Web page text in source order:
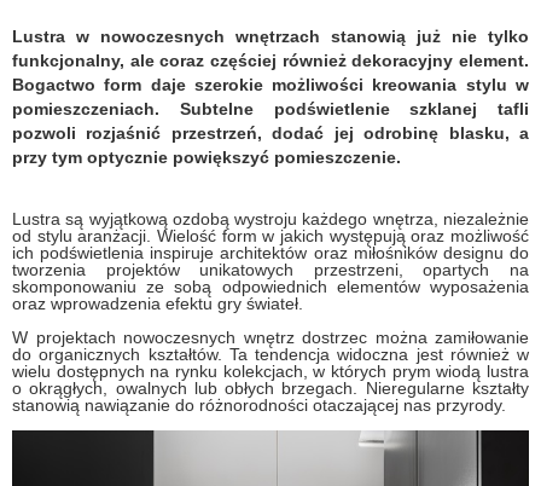
Lustra w nowoczesnych wnętrzach stanowią już nie tylko
funkcjonalny, ale coraz częściej również dekoracyjny element.
Bogactwo form daje szerokie możliwości kreowania stylu w
pomieszczeniach. Subtelne podświetlenie szklanej tafli
pozwoli rozjaśnić przestrzeń, dodać jej odrobinę blasku, a
przy tym optycznie powiększyć pomieszczenie.
Lustra są wyjątkową ozdobą wystroju każdego wnętrza, niezależnie
od stylu aranżacji. Wielość form w jakich występują oraz możliwość
ich podświetlenia inspiruje architektów oraz miłośników designu do
tworzenia projektów unikatowych przestrzeni, opartych na
skomponowaniu ze sobą odpowiednich elementów wyposażenia
oraz wprowadzenia efektu gry świateł.
W projektach nowoczesnych wnętrz dostrzec można zamiłowanie
do organicznych kształtów. Ta tendencja widoczna jest również w
wielu dostępnych na rynku kolekcjach, w których prym wiodą lustra
o okrągłych, owalnych lub obłych brzegach. Nieregularne kształty
stanowią nawiązanie do różnorodności otaczającej nas przyrody.